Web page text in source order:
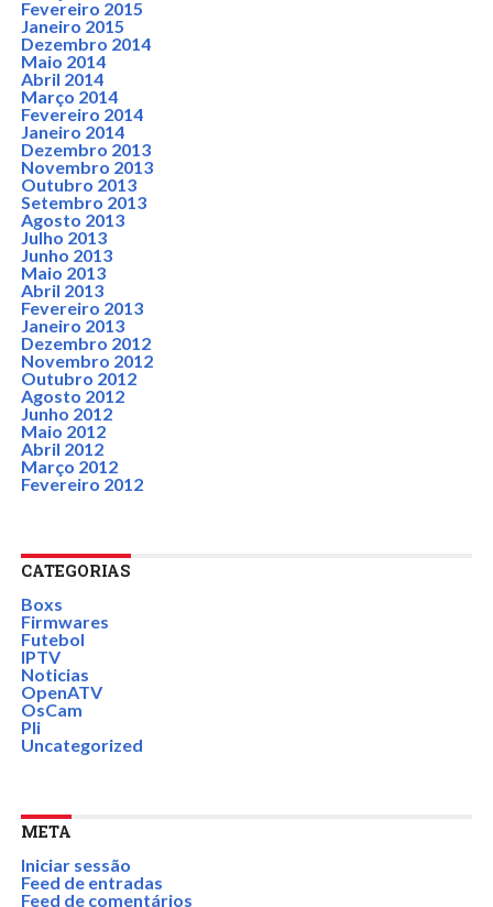
Fevereiro 2015
Janeiro 2015
Dezembro 2014
Maio 2014
Abril 2014
Março 2014
Fevereiro 2014
Janeiro 2014
Dezembro 2013
Novembro 2013
Outubro 2013
Setembro 2013
Agosto 2013
Julho 2013
Junho 2013
Maio 2013
Abril 2013
Fevereiro 2013
Janeiro 2013
Dezembro 2012
Novembro 2012
Outubro 2012
Agosto 2012
Junho 2012
Maio 2012
Abril 2012
Março 2012
Fevereiro 2012
CATEGORIAS
Boxs
Firmwares
Futebol
IPTV
Noticias
OpenATV
OsCam
Pli
Uncategorized
META
Iniciar sessão
Feed de entradas
Feed de comentários